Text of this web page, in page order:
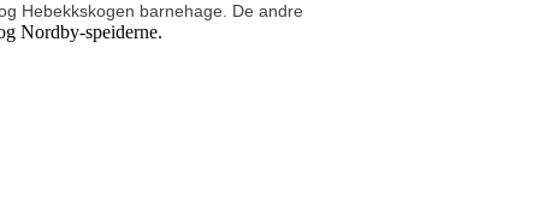
Hebekkskogen barnehage. De andre
Nordby-speiderne.